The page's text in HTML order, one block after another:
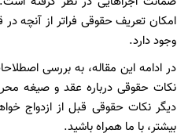
امکان تعریف حقوقی فراتر از آنچه
وجود دارد.
در ادامه این مقاله، به بررسی
نکات حقوقی درباره عقد و صیغه
دیگر نکات حقوقی قبل از ازدواج
بیشتر، با ما همراه باشید.